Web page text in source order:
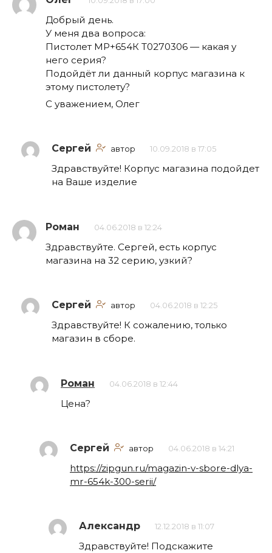
Добрый день.
У меня два вопроса:
Пистолет МР+654К Т0270306 — какая у
него серия?
Подойдёт ли данный корпус магазина к
этому пистолету?
С уважением, Олег
Сергей автор 10.09.2018 в 17:05
Здравствуйте! Корпус магазина подойдет
на Ваше изделие
Роман 04.06.2018 в 12:24
Здравствуйте. Сергей, есть корпус
магазина на 32 серию, узкий?
Сергей автор 04.06.2018 в 12:25
Здравствуйте! К сожалению, только
магазин в сборе.
Роман 04.06.2018 в 12:44
Цена?
Сергей автор 04.06.2018 в 14:21
https://zipgun.ru/magazin-v-sbore-dlya-
mr-654k-300-serii/
Александр 12.12.2018 в 11:07
Здравствуйте! Подскажите